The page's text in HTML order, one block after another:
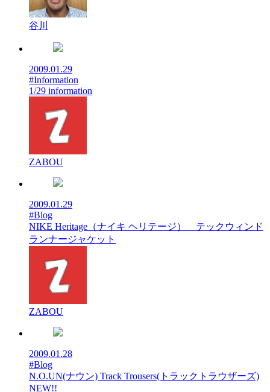
谷川
2009.01.29
#Information
1/29 information
ZABOU
2009.01.29
#Blog
NIKE Heritage（ナイキ ヘリテージ） テックウィンド
ランナージャケット
ZABOU
2009.01.28
#Blog
N.O.UN(ナウン) Track Trousers(トラックトラウザーズ)
NEW!!